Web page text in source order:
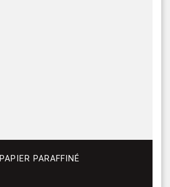
PAPIER PARAFFINÉ